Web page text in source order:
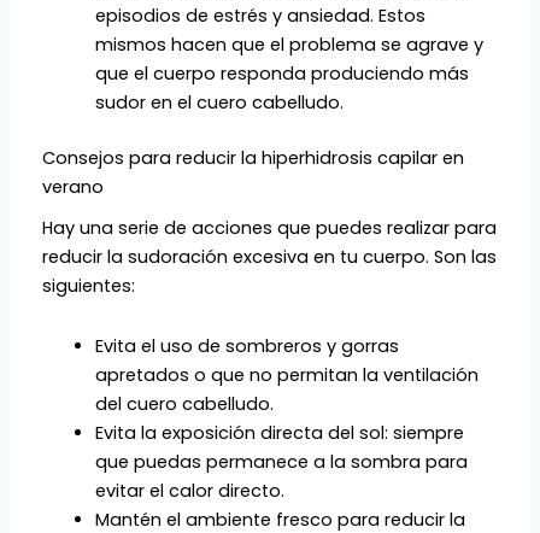
episodios de estrés y ansiedad. Estos
mismos hacen que el problema se agrave y
que el cuerpo responda produciendo más
sudor en el cuero cabelludo.
Consejos para reducir la hiperhidrosis capilar en
verano
Hay una serie de acciones que puedes realizar para
reducir la sudoración excesiva en tu cuerpo. Son las
siguientes:
Evita el uso de sombreros y gorras
apretados o que no permitan la ventilación
del cuero cabelludo.
Evita la exposición directa del sol: siempre
que puedas permanece a la sombra para
evitar el calor directo.
Mantén el ambiente fresco para reducir la